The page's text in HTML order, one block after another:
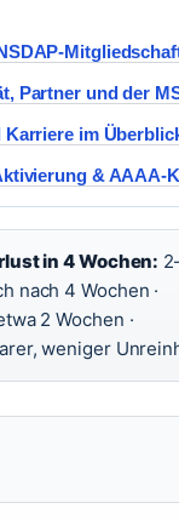
Partner und der
im
& AAAA-
in 4 Wochen:
nach 4 Wochen ·
2 Wochen ·
weniger